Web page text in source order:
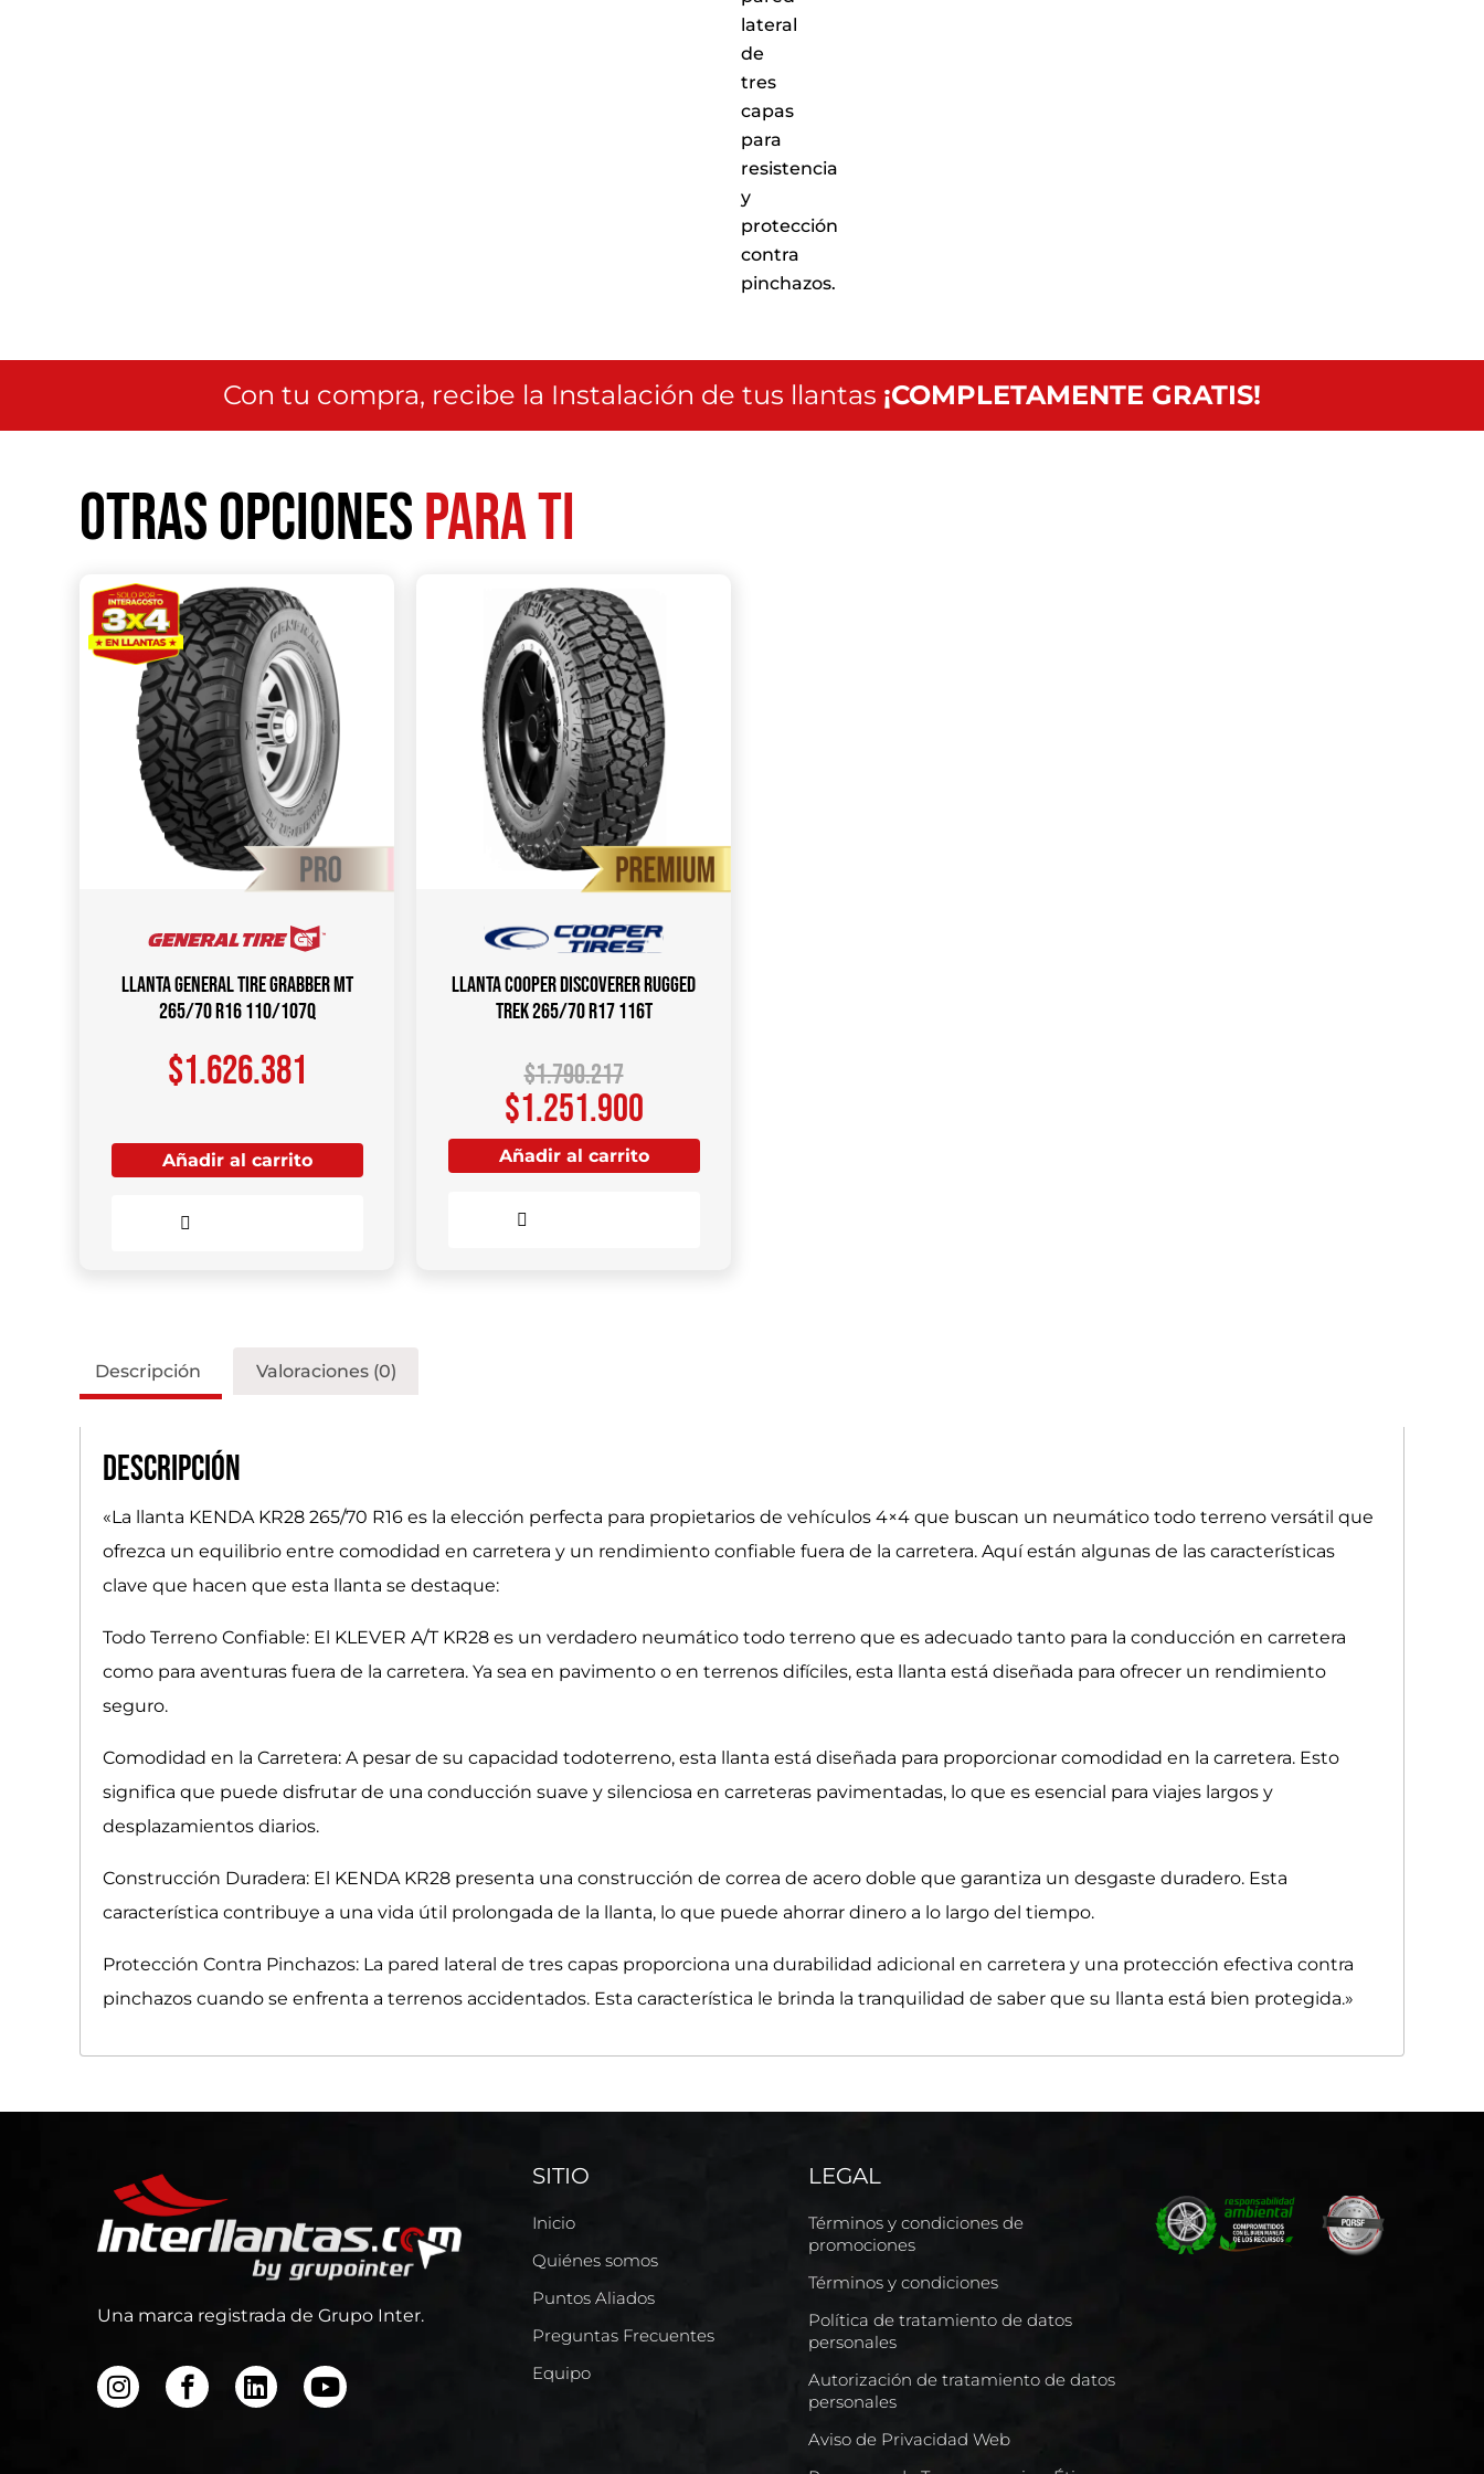
lateral
de
tres
capas
para
resistencia
y
protección
contra
pinchazos.
Con tu compra, recibe la Instalación de tus llantas ¡COMPLETAMENTE GRATIS!
Otras opcionespara ti
Llanta GENERAL TIRE Grabber MT
265/70 R16 110/107Q
$1.626.381
Añadir al carrito
Llanta COOPER Discoverer Rugged
Trek 265/70 R17 116T
$1.790.217
$1.251.900
Añadir al carrito
Descripción Valoraciones (0)
Descripción
«La llanta KENDA KR28 265/70 R16 es la elección perfecta para propietarios de vehículos 4×4 que buscan un neumático todo terreno versátil que
ofrezca un equilibrio entre comodidad en carretera y un rendimiento confiable fuera de la carretera. Aquí están algunas de las características
clave que hacen que esta llanta se destaque:
Todo Terreno Confiable: El KLEVER A/T KR28 es un verdadero neumático todo terreno que es adecuado tanto para la conducción en carretera
como para aventuras fuera de la carretera. Ya sea en pavimento o en terrenos difíciles, esta llanta está diseñada para ofrecer un rendimiento
seguro.
Comodidad en la Carretera: A pesar de su capacidad todoterreno, esta llanta está diseñada para proporcionar comodidad en la carretera. Esto
significa que puede disfrutar de una conducción suave y silenciosa en carreteras pavimentadas, lo que es esencial para viajes largos y
desplazamientos diarios.
Construcción Duradera: El KENDA KR28 presenta una construcción de correa de acero doble que garantiza un desgaste duradero. Esta
característica contribuye a una vida útil prolongada de la llanta, lo que puede ahorrar dinero a lo largo del tiempo.
Protección Contra Pinchazos: La pared lateral de tres capas proporciona una durabilidad adicional en carretera y una protección efectiva contra
pinchazos cuando se enfrenta a terrenos accidentados. Esta característica le brinda la tranquilidad de saber que su llanta está bien protegida.»
Una marca registrada de Grupo Inter.
SITIO
Inicio
Quiénes somos
Puntos Aliados
Preguntas Frecuentes
Equipo
LEGAL
Términos y condiciones de
promociones
Términos y condiciones
Política de tratamiento de datos
personales
Autorización de tratamiento de datos
personales
Aviso de Privacidad Web